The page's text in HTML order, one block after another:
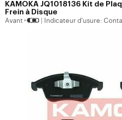
KAMOKA JQ1018136 Kit de
Frein à Disque
Avant Indicateur d'usure: